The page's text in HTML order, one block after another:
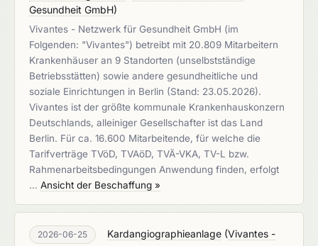
Gesundheit GmbH)
Vivantes - Netzwerk für Gesundheit GmbH (im
Folgenden: "Vivantes") betreibt mit 20.809 Mitarbeitern
Krankenhäuser an 9 Standorten (unselbstständige
Betriebsstätten) sowie andere gesundheitliche und
soziale Einrichtungen in Berlin (Stand: 23.05.2026).
Vivantes ist der größte kommunale Krankenhauskonzern
Deutschlands, alleiniger Gesellschafter ist das Land
Berlin. Für ca. 16.600 Mitarbeitende, für welche die
Tarifverträge TVöD, TVAöD, TVÄ-VKA, TV-L bzw.
Rahmenarbeitsbedingungen Anwendung finden, erfolgt
… Ansicht der Beschaffung »
2026-06-25 Kardangiographieanlage (Vivantes -